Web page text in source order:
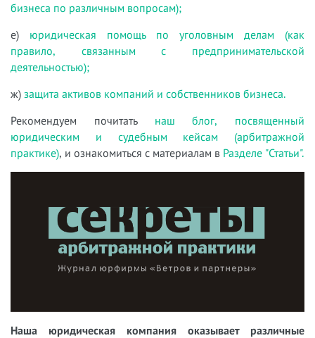
бизнеса по различным вопросам);
е) юридическая помощь по уголовным делам (как
правило, связанным с предпринимательской
деятельностью);
ж) защита активов компаний и собственников бизнеса.
Рекомендуем почитать наш блог, посвященный
юридическим и судебным кейсам (арбитражной
практике), и ознакомиться с материалам в Разделе "Статьи".
Наша юридическая компания оказывает различные